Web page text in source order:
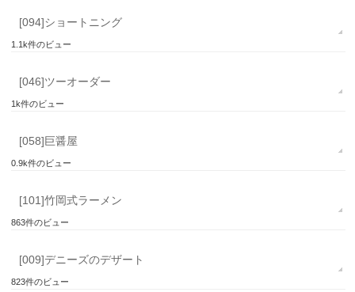
[094]ショートニング
1.1k件のビュー
[046]ツーオーダー
1k件のビュー
[058]巨醤屋
0.9k件のビュー
[101]竹岡式ラーメン
863件のビュー
[009]デニーズのデザート
823件のビュー